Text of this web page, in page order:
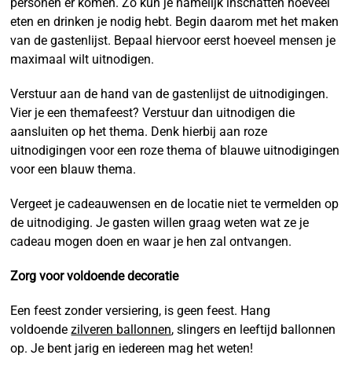
eten en drinken je nodig hebt. Begin daarom met het maken
van de gastenlijst. Bepaal hiervoor eerst hoeveel mensen je
maximaal wilt uitnodigen.
Verstuur aan de hand van de gastenlijst de uitnodigingen.
Vier je een themafeest? Verstuur dan uitnodigen die
aansluiten op het thema. Denk hierbij aan roze
uitnodigingen voor een roze thema of blauwe uitnodigingen
voor een blauw thema.
Vergeet je cadeauwensen en de locatie niet te vermelden op
de uitnodiging. Je gasten willen graag weten wat ze je
cadeau mogen doen en waar je hen zal ontvangen.
Zorg voor voldoende decoratie
Een feest zonder versiering, is geen feest. Hang
voldoendezilveren ballonnen, slingers en leeftijd ballonnen
op. Je bent jarig en iedereen mag het weten!